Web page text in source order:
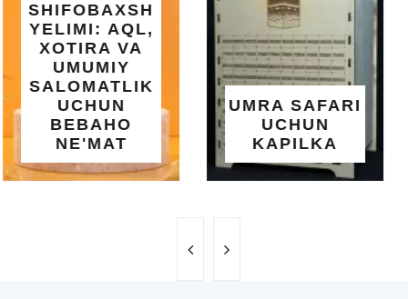
UMRA SAFARI
UCHUN
KAPILKA
INTEX EASY
SET BASSEYN
| 183X51 SM |
OSON
O'RNATILUVCHI
YOZGI
SALQINLIK VA
MAROQ